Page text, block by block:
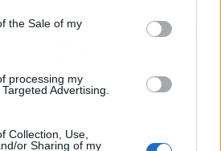
the Sale of my
processing my
Advertising.
Collection, Use,
or Sharing of my
Artículo siguiente
caseros: su último
invento pesa 5